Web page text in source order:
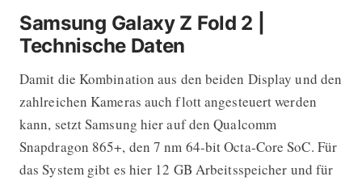
Samsung Galaxy Z Fold 2 |
Technische Daten
Damit die Kombination aus den beiden Display und den
zahlreichen Kameras auch flott angesteuert werden
kann, setzt Samsung hier auf den Qualcomm
Snapdragon 865+, den 7 nm 64-bit Octa-Core SoC. Für
das System gibt es hier 12 GB Arbeitsspeicher und für